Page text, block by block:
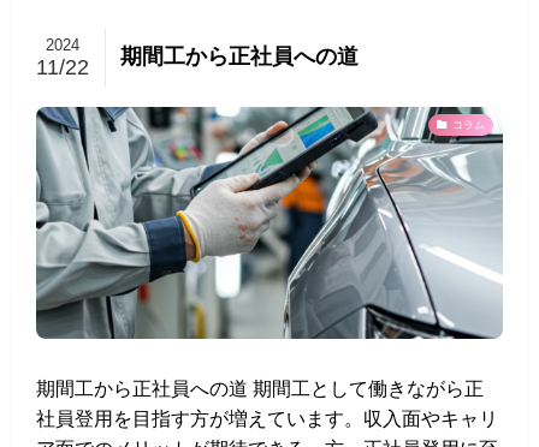
期間工から正社員への道
2024
11/22
コラム
期間工から正社員への道 期間工として働きながら正
社員登用を目指す方が増えています。収入面やキャリ